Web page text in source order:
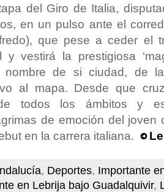
del Giro de Italia,
en un pulso ante el
que pese a ceder el
y vestirá la prestigiosa
nombre de si ciudad, de
al mapa. Desde que
todos los ámbitos y
de emoción del joven
en la carrera italiana.
, Deportes, Importante
en Lebrija bajo Guadalquivir,